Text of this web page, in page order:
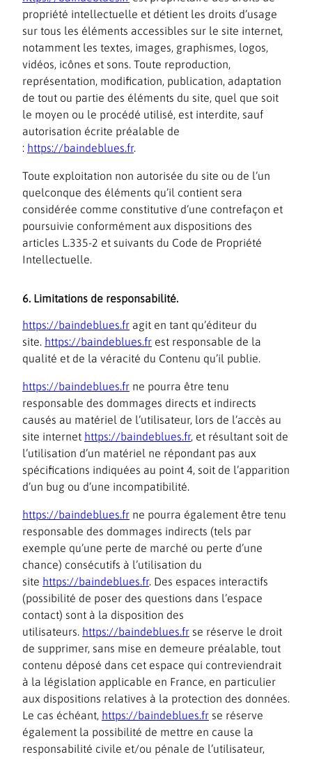
propriété intellectuelle et détient les droits d’usage
sur tous les éléments accessibles sur le site internet,
notamment les textes, images, graphismes, logos,
vidéos, icônes et sons. Toute reproduction,
représentation, modification, publication, adaptation
de tout ou partie des éléments du site, quel que soit
le moyen ou le procédé utilisé, est interdite, sauf
autorisation écrite préalable de
: https://baindeblues.fr.
Toute exploitation non autorisée du site ou de l’un
quelconque des éléments qu’il contient sera
considérée comme constitutive d’une contrefaçon et
poursuivie conformément aux dispositions des
articles L.335-2 et suivants du Code de Propriété
Intellectuelle.
6. Limitations de responsabilité.
https://baindeblues.fr agit en tant qu’éditeur du
site. https://baindeblues.fr est responsable de la
qualité et de la véracité du Contenu qu’il publie.
https://baindeblues.fr ne pourra être tenu
responsable des dommages directs et indirects
causés au matériel de l’utilisateur, lors de l’accès au
site internet https://baindeblues.fr, et résultant soit de
l’utilisation d’un matériel ne répondant pas aux
spécifications indiquées au point 4, soit de l’apparition
d’un bug ou d’une incompatibilité.
https://baindeblues.fr ne pourra également être tenu
responsable des dommages indirects (tels par
exemple qu’une perte de marché ou perte d’une
chance) consécutifs à l’utilisation du
site https://baindeblues.fr. Des espaces interactifs
(possibilité de poser des questions dans l’espace
contact) sont à la disposition des
utilisateurs. https://baindeblues.fr se réserve le droit
de supprimer, sans mise en demeure préalable, tout
contenu déposé dans cet espace qui contreviendrait
à la législation applicable en France, en particulier
aux dispositions relatives à la protection des données.
Le cas échéant, https://baindeblues.fr se réserve
également la possibilité de mettre en cause la
responsabilité civile et/ou pénale de l’utilisateur,